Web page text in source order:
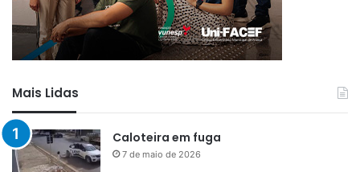
Mais Lidas
Caloteira em fuga
7 de maio de 2026